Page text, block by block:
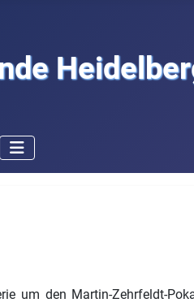
um den Martin-Zehrfeldt-